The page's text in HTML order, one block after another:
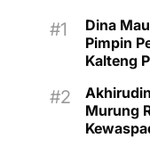
Dina
Pimpin
Kalteng
Murung